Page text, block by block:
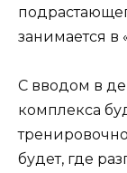
занимается в
С вводом в
комплекса
будет, где